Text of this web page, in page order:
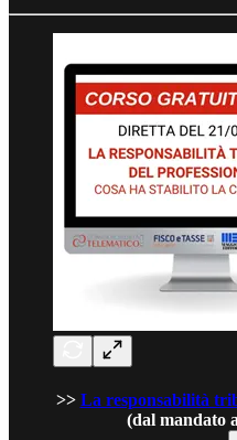
>> La responsabilità
(dal mandato